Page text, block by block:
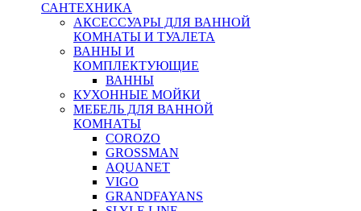
САНТЕХНИКА
АКСЕССУАРЫ ДЛЯ ВАННОЙ
КОМНАТЫ И ТУАЛЕТА
ВАННЫ И
КОМПЛЕКТУЮЩИЕ
ВАННЫ
КУХОННЫЕ МОЙКИ
МЕБЕЛЬ ДЛЯ ВАННОЙ
КОМНАТЫ
COROZO
GROSSMAN
AQUANET
VIGO
GRANDFAYANS